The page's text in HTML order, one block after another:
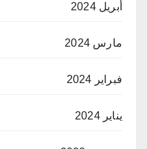
أبريل 2024
مارس 2024
فبراير 2024
يناير 2024